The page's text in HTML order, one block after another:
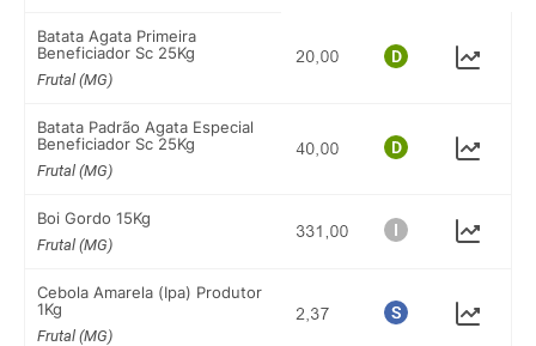
Batata Agata Primeira
Beneficiador Sc 25Kg
Frutal (MG)
Batata Padrão Agata Especial
Beneficiador Sc 25Kg
Frutal (MG)
Boi Gordo 15Kg
Frutal (MG)
Cebola Amarela (Ipa) Produtor
1Kg
Frutal (MG)